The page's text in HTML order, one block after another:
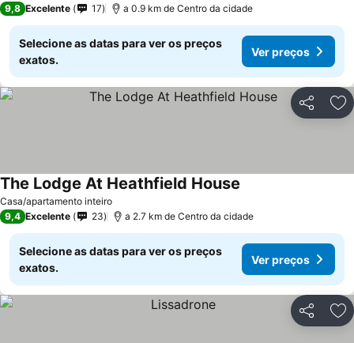
9,8 Excelente 17 a 0.9 km de Centro da cidade
Selecione as datas para ver os preços
exatos.
Ver preços
Partilhar
Casa/apartamento inteiro
The Lodge At Heathfield House
9,4 Excelente 23 a 2.7 km de Centro da cidade
Selecione as datas para ver os preços
exatos.
Ver preços
Partilhar